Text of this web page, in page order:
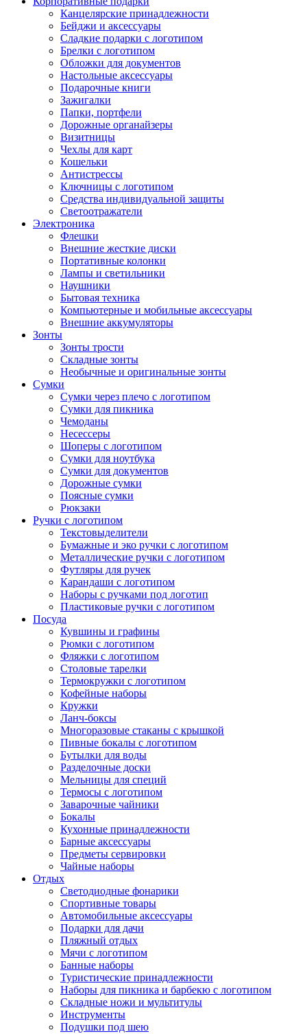
Канцелярские принадлежности
Бейджи и аксессуары
Сладкие подарки с логотипом
Брелки с логотипом
Обложки для документов
Настольные аксессуары
Подарочные книги
Зажигалки
Папки, портфели
Дорожные органайзеры
Визитницы
Чехлы для карт
Кошельки
Антистрессы
Ключницы с логотипом
Средства индивидуальной защиты
Светоотражатели
Электроника
Флешки
Внешние жесткие диски
Портативные колонки
Лампы и светильники
Наушники
Бытовая техника
Компьютерные и мобильные аксессуары
Внешние аккумуляторы
Зонты
Зонты трости
Складные зонты
Необычные и оригинальные зонты
Сумки
Сумки через плечо с логотипом
Сумки для пикника
Чемоданы
Несессеры
Шоперы с логотипом
Сумки для ноутбука
Сумки для документов
Дорожные сумки
Поясные сумки
Рюкзаки
Ручки с логотипом
Текстовыделители
Бумажные и эко ручки с логотипом
Металлические ручки с логотипом
Футляры для ручек
Карандаши с логотипом
Наборы с ручками под логотип
Пластиковые ручки с логотипом
Посуда
Кувшины и графины
Рюмки с логотипом
Фляжки с логотипом
Столовые тарелки
Термокружки с логотипом
Кофейные наборы
Кружки
Ланч-боксы
Многоразовые стаканы с крышкой
Пивные бокалы с логотипом
Бутылки для воды
Разделочные доски
Мельницы для специй
Термосы с логотипом
Заварочные чайники
Бокалы
Кухонные принадлежности
Барные аксессуары
Предметы сервировки
Чайные наборы
Отдых
Светодиодные фонарики
Спортивные товары
Автомобильные аксессуары
Подарки для дачи
Пляжный отдых
Мячи с логотипом
Банные наборы
Туристические принадлежности
Наборы для пикника и барбекю с логотипом
Складные ножи и мультитулы
Инструменты
Подушки под шею